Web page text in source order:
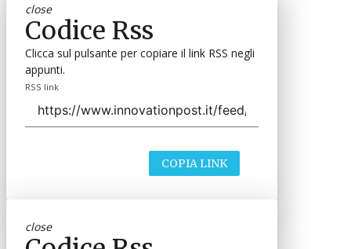
close
Codice Rss
Clicca sul pulsante per copiare il link RSS negli
appunti.
RSS link
COPIA LINK
close